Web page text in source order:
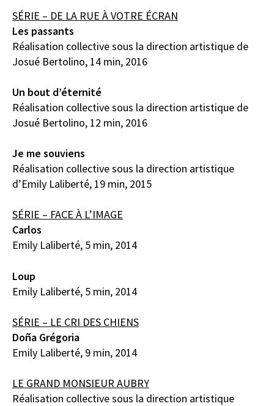
SÉRIE – DE LA RUE À VOTRE ÉCRAN
Les passants
Réalisation collective sous la direction artistique de
Josué Bertolino, 14 min, 2016
Un bout d’éternité
Réalisation collective sous la direction artistique de
Josué Bertolino, 12 min, 2016
Je me souviens
Réalisation collective sous la direction artistique
d’Emily Laliberté, 19 min, 2015
SÉRIE – FACE À L’IMAGE
Carlos
Emily Laliberté, 5 min, 2014
Loup
Emily Laliberté, 5 min, 2014
SÉRIE – LE CRI DES CHIENS
Doña Grégoria
Emily Laliberté, 9 min, 2014
LE GRAND MONSIEUR AUBRY
Réalisation collective sous la direction artistique